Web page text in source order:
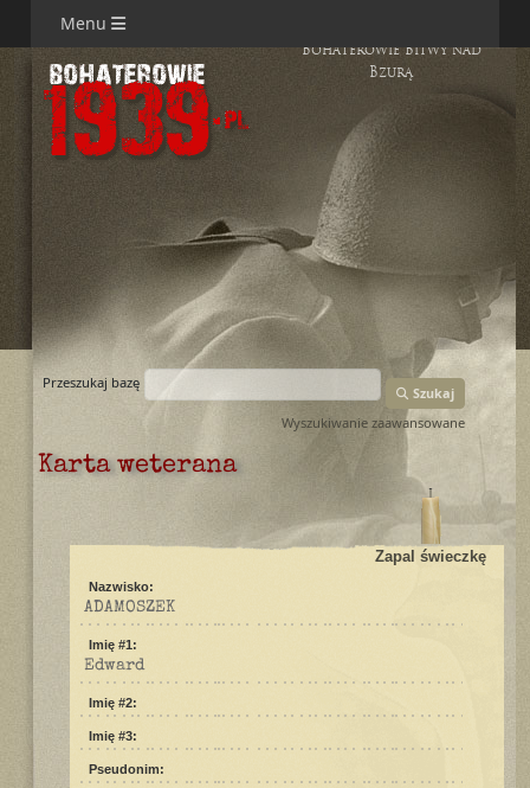
Menu
Bohaterowie Bitwy nad
Bzurą
Przeszukaj bazę
Szukaj
Wyszukiwanie zaawansowane
Karta weterana
Zapal świeczkę
Nazwisko:
ADAMOSZEK
Imię #1:
Edward
Imię #2:
Imię #3:
Pseudonim: